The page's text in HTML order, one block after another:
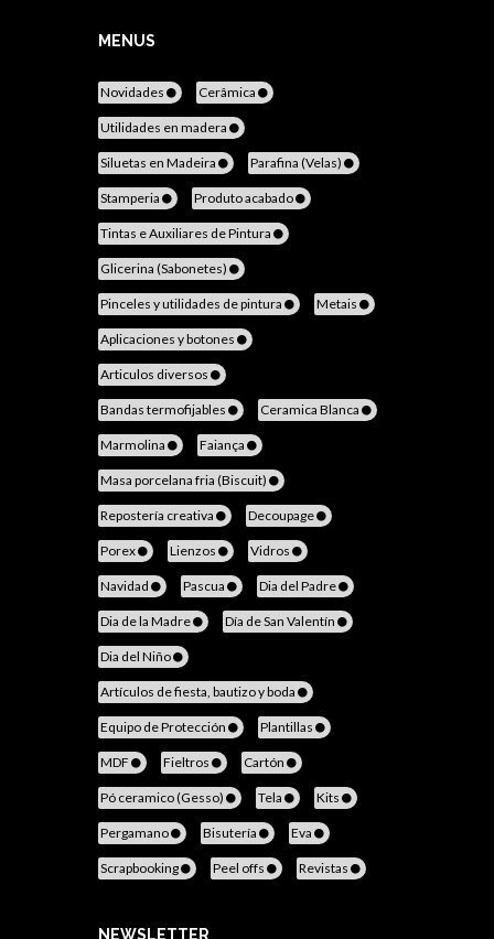
MENUS
Novidades Cerâmica
Utilidades en madera
Siluetas en Madeira Parafina (Velas)
Stamperia Produto acabado
Tintas e Auxiliares de Pintura
Glicerina (Sabonetes)
Pinceles y utilidades de pintura Metais
Aplicaciones y botones
Articulos diversos
Bandas termofijables Ceramica Blanca
Marmolina Faiança
Masa porcelana fria (Biscuit)
Repostería creativa Decoupage
Porex Lienzos Vidros
Navidad Pascua Dia del Padre
Dia de la Madre Día de San Valentín
Dia del Niño
Artículos de fiesta, bautizo y boda
Equipo de Protección Plantillas
MDF Fieltros Cartón
Pó ceramico (Gesso) Tela Kits
Pergamano Bisutería Eva
Scrapbooking Peel offs Revistas
NEWSLETTER